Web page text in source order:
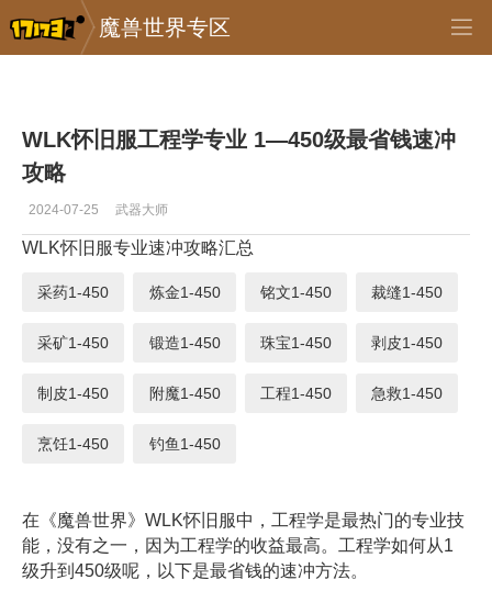
魔兽世界专区
专区_《魔兽世界》 >
WLK怀旧服工程学专业 1—450级最省钱速冲
攻略
2024-07-25 武器大师
WLK怀旧服专业速冲攻略汇总
采药1-450 炼金1-450 铭文1-450 裁缝1-450
采矿1-450 锻造1-450 珠宝1-450 剥皮1-450
制皮1-450 附魔1-450 工程1-450 急救1-450
烹饪1-450 钓鱼1-450
在《魔兽世界》WLK怀旧服中，工程学是最热门的专业技
能，没有之一，因为工程学的收益最高。工程学如何从1
级升到450级呢，以下是最省钱的速冲方法。